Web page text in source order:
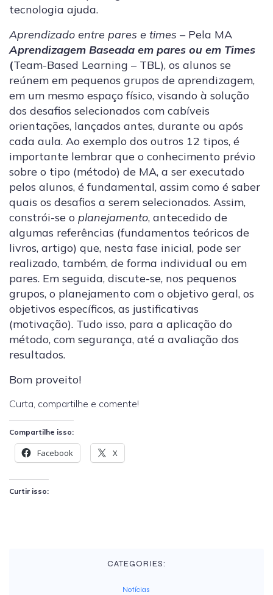
tecnologia ajuda.
Aprendizado entre pares e times – Pela MA ­
Aprendizagem Baseada em pares ou em Times
(Team-Based Learning – TBL), os alunos se
reúnem em pequenos grupos de aprendizagem,
em um mesmo espaço físico, visando à solução
dos desafios selecionados com cabíveis
orientações, lançados antes, durante ou após
cada aula. Ao exemplo dos outros 12 tipos, é
importante lembrar que o conhecimento prévio
sobre o tipo (método) de MA, a ser executado
pelos alunos, é fundamental, assim como é saber
quais os desafios a serem selecionados. Assim,
constrói-se o planejamento, antecedido de
algumas referências (fundamentos teóricos de
livros, artigo) que, nesta fase inicial, pode ser
realizado, também, de forma individual ou em
pares. Em seguida, discute-se, nos pequenos
grupos, o planejamento com o objetivo geral, os
objetivos específicos, as justificativas
(motivação). Tudo isso, para a aplicação do
método, com segurança, até a avaliação dos
resultados.
Bom proveito!
Curta, compartilhe e comente!
Compartilhe isso:
Facebook X
Curtir isso:
CATEGORIES:
Notícias